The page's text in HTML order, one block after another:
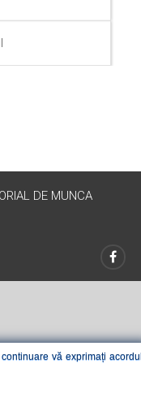
DE MUNCA
vă exprimați